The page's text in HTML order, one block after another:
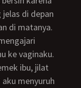
di depan
di matanya.
ke vaginaku.
menyuruh